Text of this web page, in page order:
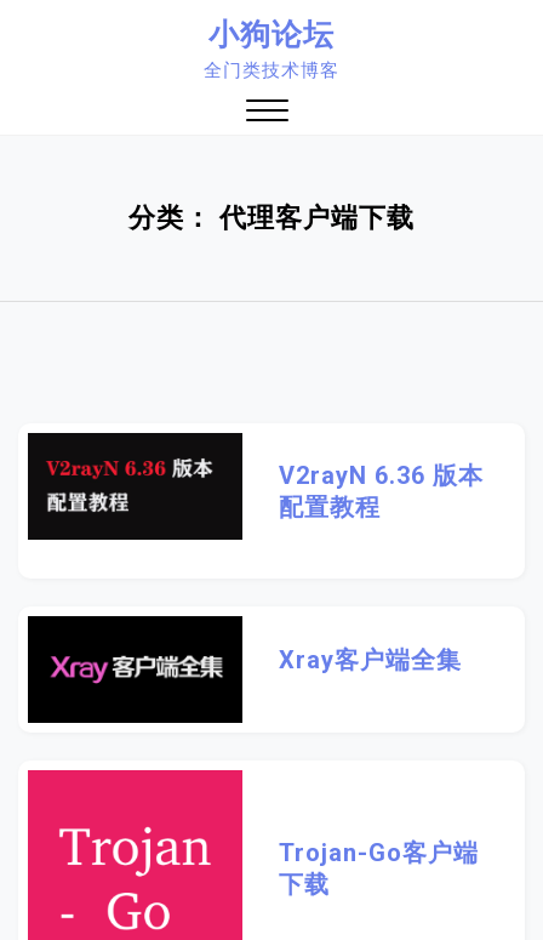
小狗论坛
全门类技术博客
分类：代理客户端下载
V2rayN 6.36 版本
配置教程
Xray客户端全集
Trojan-Go客户端
下载